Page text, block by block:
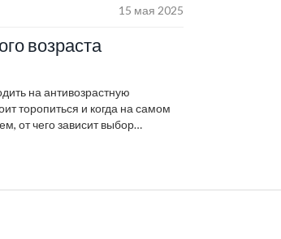
15 мая 2025
возраста
на антивозрастную
торопиться и когда на самом
от чего зависит выбор